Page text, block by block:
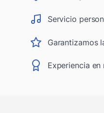
Servicio
Garantizamos
Experiencia